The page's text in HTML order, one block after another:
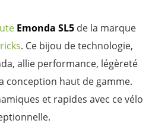
Emonda SL5 de la marque
. Ce bijou de technologie,
allie performance, légèreté
conception haut de gamme.
et rapides avec ce vélo